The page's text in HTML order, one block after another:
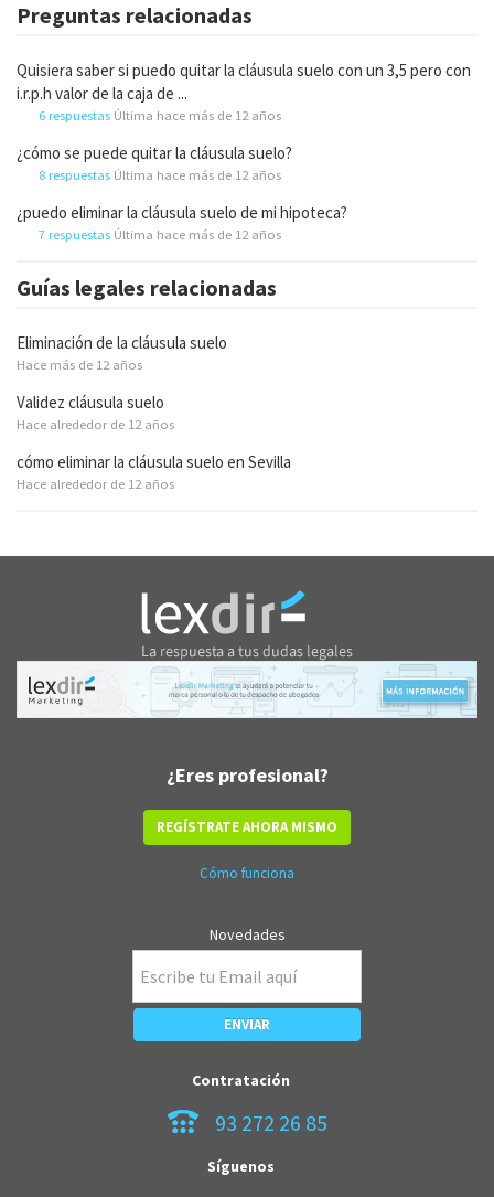
Preguntas relacionadas
Quisiera saber si puedo quitar la cláusula suelo con un 3,5 pero con
i.r.p.h valor de la caja de ...
6 respuestas Última hace más de 12 años
¿cómo se puede quitar la cláusula suelo?
8 respuestas Última hace más de 12 años
¿puedo eliminar la cláusula suelo de mi hipoteca?
7 respuestas Última hace más de 12 años
Guías legales relacionadas
Eliminación de la cláusula suelo
Hace más de 12 años
Validez cláusula suelo
Hace alrededor de 12 años
cómo eliminar la cláusula suelo en Sevilla
Hace alrededor de 12 años
¿Eres profesional?
REGÍSTRATE AHORA MISMO
Cómo funciona
Novedades
Contratación
93 272 26 85
Síguenos